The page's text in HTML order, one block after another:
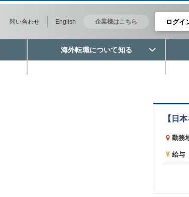
問い合わせ English 企業様はこちら ログイ
海外転職について知る
勤務
給与